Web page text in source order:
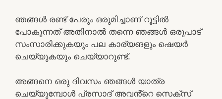
ഞങ്ങൾ രണ്ട് പേരും ഒരുമിച്ചാണ് റൂട്ടിൽ
പോകുന്നത് അതിനാൽ തന്നെ ഞങ്ങൾ ഒരുപാട്
സംസാരിക്കുകയും പല കാര്യങളും ഷെയർ
ചെയ്യുകയും ചെയ്യാറുണ്ട്.
അങ്ങനെ ഒരു ദിവസം ഞങ്ങൾ യാത്ര
ചെയ്യുമ്പോൾ പ്രസാദ് അവൻ്റെ സെക്സ്